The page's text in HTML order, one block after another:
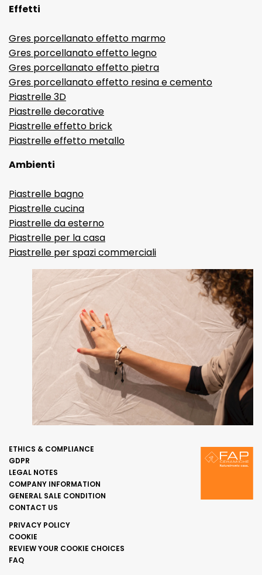
Effetti
Gres porcellanato effetto marmo
Gres porcellanato effetto legno
Gres porcellanato effetto pietra
Gres porcellanato effetto resina e cemento
Piastrelle 3D
Piastrelle decorative
Piastrelle effetto brick
Piastrelle effetto metallo
Ambienti
Piastrelle bagno
Piastrelle cucina
Piastrelle da esterno
Piastrelle per la casa
Piastrelle per spazi commerciali
ETHICS & COMPLIANCE
GDPR
LEGAL NOTES
COMPANY INFORMATION
GENERAL SALE CONDITION
CONTACT US
PRIVACY POLICY
COOKIE
REVIEW YOUR COOKIE CHOICES
FAQ